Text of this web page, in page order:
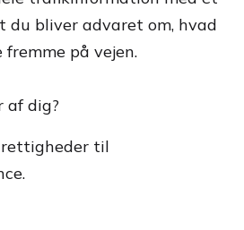
du bliver advaret om, hvad
på vejen.
af dig?
rettigheder til